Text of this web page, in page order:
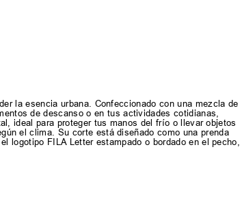
la esencia urbana. Confeccionado con una mezcla de
de descanso o en tus actividades cotidianas,
ideal para proteger tus manos del frío o llevar objetos
el clima. Su corte está diseñado como una prenda
logotipo FILA Letter estampado o bordado en el pecho,